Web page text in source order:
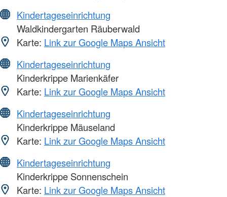
Kindertageseinrichtung
Waldkindergarten Räuberwald
Karte: Link zur Google Maps Ansicht
Kindertageseinrichtung
Kinderkrippe Marienkäfer
Karte: Link zur Google Maps Ansicht
Kindertageseinrichtung
Kinderkrippe Mäuseland
Karte: Link zur Google Maps Ansicht
Kindertageseinrichtung
Kinderkrippe Sonnenschein
Karte: Link zur Google Maps Ansicht